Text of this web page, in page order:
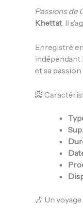
Passions de
Khettat. Il
Enregistré
indépendant
et sa
📀
🎶 Un